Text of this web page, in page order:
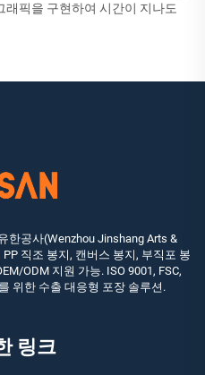
래픽을 구현하여 시간이 지나도
한공사(Wenzhou Jinshang Arts &
직조 봉지, 캔버스 봉지, 부직포 봉
ODM 지원 가능. ISO 9001, FSC,
위한 수출 대응형 포장 솔루션.
링크